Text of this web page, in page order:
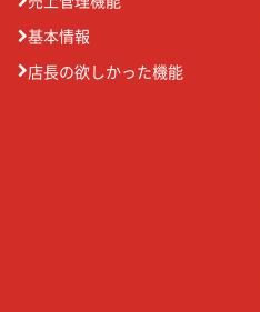
基本情報
店長の欲しかった機能